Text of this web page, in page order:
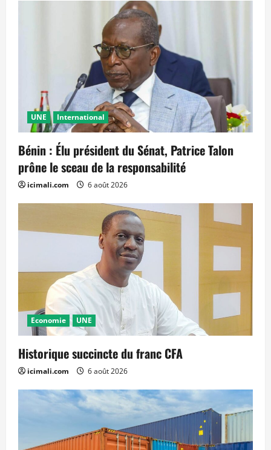
UNE International
Bénin : Élu président du Sénat, Patrice Talon
prône le sceau de la responsabilité
icimali.com 6 août 2026
Economie UNE
Historique succincte du franc CFA
icimali.com 6 août 2026